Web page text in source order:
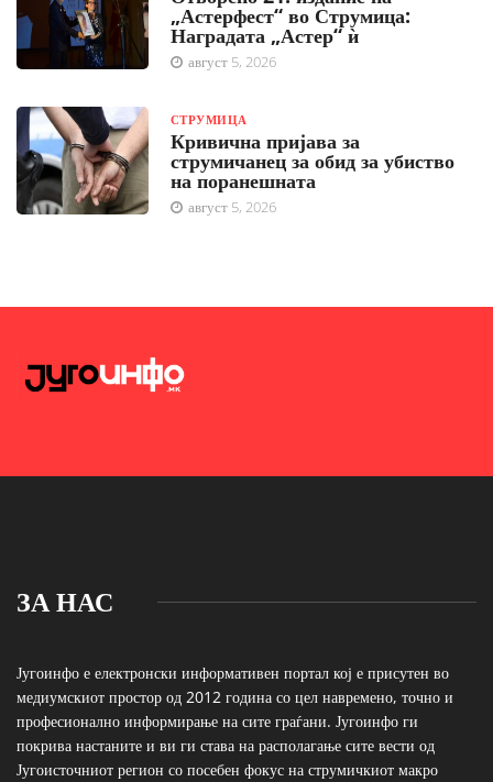
„Астерфест“ во Струмица:
Наградата „Астер“ ѝ
август 5, 2026
СТРУМИЦА
Кривична пријава за
струмичанец за обид за убиство
на поранешната
август 5, 2026
ЗА НАС
Југоинфо е електронски информативен портал кој е присутен во
медиумскиот простор од 2012 година со цел навремено, точно и
професионално информирање на сите граѓани. Југоинфо ги
покрива настаните и ви ги става на располагање сите вести од
Југоисточниот регион со посебен фокус на струмичкиот макро